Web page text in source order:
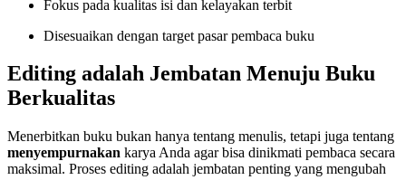
Fokus pada kualitas isi dan kelayakan terbit
Disesuaikan dengan target pasar pembaca buku
Editing adalah Jembatan Menuju Buku
Berkualitas
Menerbitkan buku bukan hanya tentang menulis, tetapi juga tentang
menyempurnakan karya Anda agar bisa dinikmati pembaca secara
maksimal. Proses editing adalah jembatan penting yang mengubah